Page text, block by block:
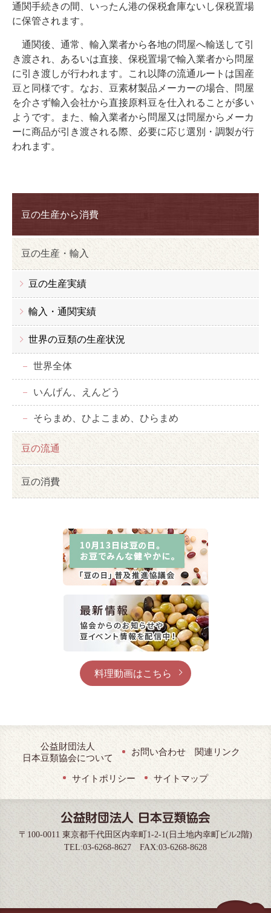
通関手続きの間、いったん港の保税倉庫ないし保税置場
に保管されます。
通関後、通常、輸入業者から各地の問屋へ輸送して引
き渡され、あるいは直接、保税置場で輸入業者から問屋
に引き渡しが行われます。これ以降の流通ルートは国産
豆と同様です。なお、豆素材製品メーカーの場合、問屋
を介さず輸入会社から直接原料豆を仕入れることが多い
ようです。また、輸入業者から問屋又は問屋からメーカ
ーに商品が引き渡される際、必要に応じ選別・調製が行
われます。
豆の生産から消費
豆の生産・輸入
豆の生産実績
輸入・通関実績
世界の豆類の生産状況
世界全体
いんげん、えんどう
そらまめ、ひよこまめ、ひらまめ
豆の流通
豆の消費
料理動画はこちら
公益財団法人
日本豆類協会について
お問い合わせ 関連リンク
サイトポリシー サイトマップ
〒100-0011 東京都千代田区内幸町1-2-1(日土地内幸町ビル2階)
TEL:03-6268-8627 FAX:03-6268-8628